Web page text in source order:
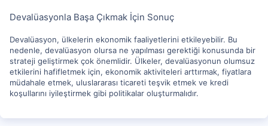
Devalüasyonla Başa Çıkmak İçin Sonuç
Devalüasyon, ülkelerin ekonomik faaliyetlerini etkileyebilir. Bu
nedenle, devalüasyon olursa ne yapılması gerektiği konusunda bir
strateji geliştirmek çok önemlidir. Ülkeler, devalüasyonun olumsuz
etkilerini hafifletmek için, ekonomik aktiviteleri arttırmak, fiyatlara
müdahale etmek, uluslararası ticareti teşvik etmek ve kredi
koşullarını iyileştirmek gibi politikalar oluşturmalıdır.